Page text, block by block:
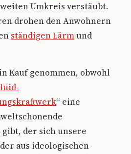
Umkreis verstäubt.
drohen den Anwohnern
ständigen Lärmund
Kauf genommen, obwohl
“ eine
der sich unsere
aus ideologischen